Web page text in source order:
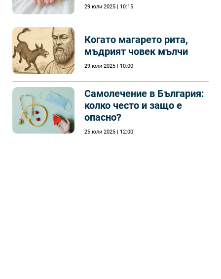
29 юли 2025 | 10:15
Когато магарето рита,
мъдрият човек мълчи
29 юли 2025 | 10:00
Самолечeние в България:
колко често и защо е
опасно?
25 юли 2025 | 12:00